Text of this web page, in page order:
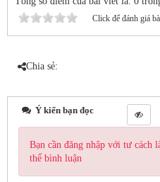
Click để đánh giá
Chia sẻ:
Ý kiến bạn đọc
Bạn cần đăng nhập với tư cách
thể bình luận